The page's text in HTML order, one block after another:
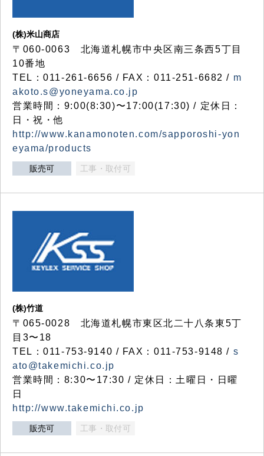
(株)米山商店
〒060-0063 北海道札幌市中央区南三条西5丁目
10番地
TEL：011-261-6656 / FAX：011-251-6682 / m
akoto.s@yoneyama.co.jp
営業時間：9:00(8:30)〜17:00(17:30) / 定休日：
日・祝・他
http://www.kanamonoten.com/sapporoshi-yon
eyama/products
販売可 工事・取付可
(株)竹道
〒065-0028 北海道札幌市東区北二十八条東5丁
目3〜18
TEL：011-753-9140 / FAX：011-753-9148 / s
ato@takemichi.co.jp
営業時間：8:30〜17:30 / 定休日：土曜日・日曜
日
http://www.takemichi.co.jp
販売可 工事・取付可